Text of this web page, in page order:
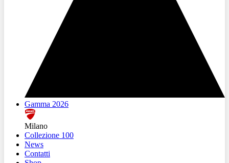
Gamma 2026
Milano
Collezione 100
News
Contatti